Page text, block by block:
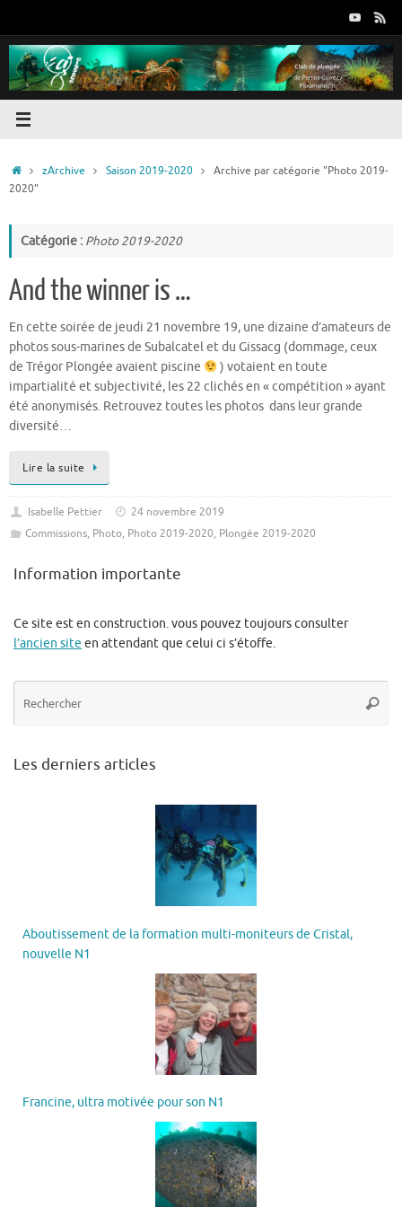
contenu
Accueil
zArchive Saison 2019-2020
Archive par catégorie "Photo 2019-
2020"
Catégorie : Photo 2019-2020
And the winner is …
En cette soirée de jeudi 21 novembre 19, une dizaine d’amateurs de
photos sous-marines de Subalcatel et du Gissacg (dommage, ceux
de Trégor Plongée avaient piscine
) votaient en toute
impartialité et subjectivité, les 22 clichés en « compétition » ayant
été anonymisés. Retrouvez toutes les photos dans leur grande
diversité…
Lire la suite
Isabelle Pettier
24 novembre 2019
Commissions, Photo, Photo 2019-2020, Plongée 2019-2020
Information importante
Ce site est en construction. vous pouvez toujours consulter
l’ancien site en attendant que celui ci s’étoffe.
Les derniers articles
Aboutissement de la formation multi-moniteurs de Cristal,
nouvelle N1
Francine, ultra motivée pour son N1